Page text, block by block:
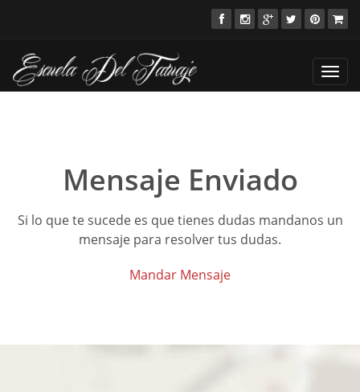
Mensaje Enviado
Si lo que te sucede es que tienes dudas mandanos un
mensaje para resolver tus dudas.
Mandar Mensaje